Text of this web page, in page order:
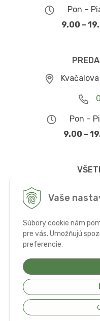
Vaše
Súbory cookie nám
pre vás. Umožňujú
preferencie.
Pon –
9.00 –
Kvačalova
Pon –
9.00 –
Ochrana
© 2026 Bio potraviny,